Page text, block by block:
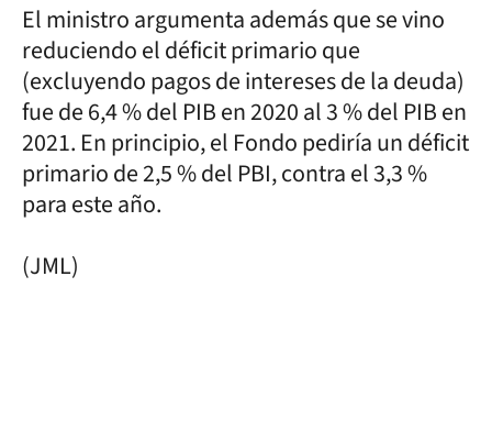
El ministro argumenta además que se vino
reduciendo el déficit primario que
(excluyendo pagos de intereses de la deuda)
fue de 6,4 % del PIB en 2020 al 3 % del PIB en
2021. En principio, el Fondo pediría un déficit
primario de 2,5 % del PBI, contra el 3,3 %
para este año.
(JML)